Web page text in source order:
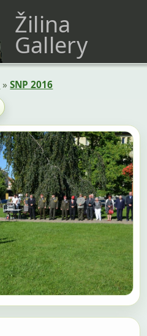
Žilina
Gallery
»SNP 2016